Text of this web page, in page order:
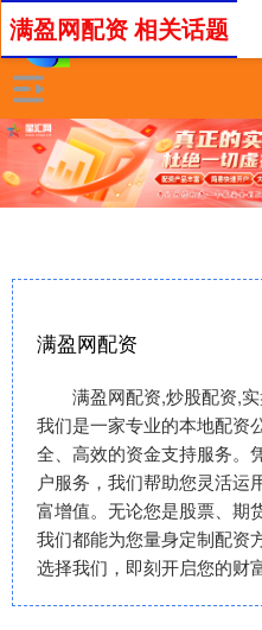
满盈网配资
满盈网配资,炒股配资,
我们是一家专业的本地配资
全、高效的资金支持服务。
户服务，我们帮助您灵活运
富增值。无论您是股票、期
我们都能为您量身定制配资
选择我们，即刻开启您的财
满盈网配资 相关话题